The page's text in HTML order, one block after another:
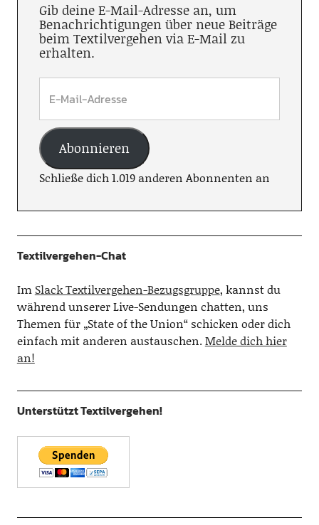
Gib deine E-Mail-Adresse an, um
Benachrichtigungen über neue Beiträge
beim Textilvergehen via E-Mail zu
erhalten.
Abonnieren
Schließe dich 1.019 anderen Abonnenten an
Textilvergehen-Chat
Im Slack Textilvergehen-Bezugsgruppe, kannst du
während unserer Live-Sendungen chatten, uns
Themen für „State of the Union“ schicken oder dich
einfach mit anderen austauschen.Melde dich hier
an!
Unterstützt Textilvergehen!